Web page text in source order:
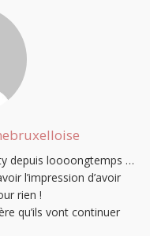
depuis loooongtemps …
l’impression d’avoir
rien !
qu’ils vont continuer